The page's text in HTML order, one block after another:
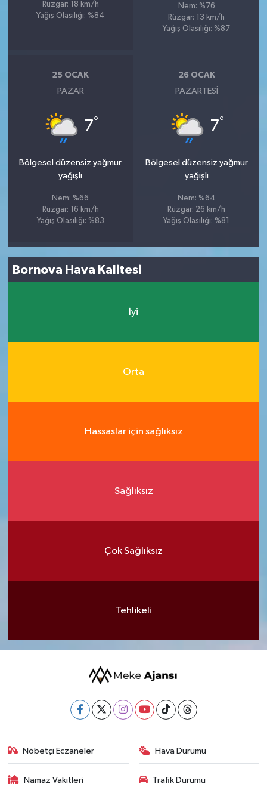
Rüzgar: 18 km/h
Yağış Olasılığı: %84
Nem: %76
Rüzgar: 13 km/h
Yağış Olasılığı: %87
25 OCAK
PAZAR
7°
Bölgesel düzensiz yağmur
yağışlı
Nem: %66
Rüzgar: 16 km/h
Yağış Olasılığı: %83
26 OCAK
PAZARTESI
7°
Bölgesel düzensiz yağmur
yağışlı
Nem: %64
Rüzgar: 26 km/h
Yağış Olasılığı: %81
Bornova Hava Kalitesi
İyi
Orta
Hassaslar için sağlıksız
Sağlıksız
Çok Sağlıksız
Tehlikeli
Nöbetçi Eczaneler Hava Durumu
Namaz Vakitleri Trafik Durumu